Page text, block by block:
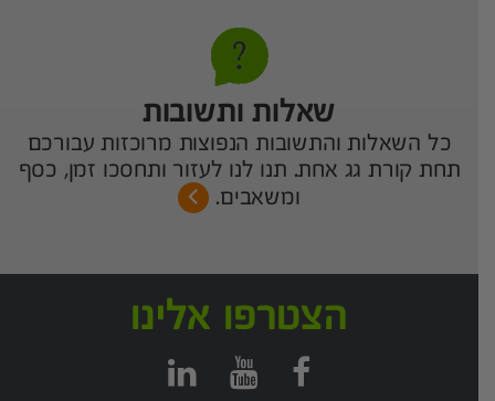
שאלות ותשובות
כל השאלות והתשובות הנפוצות מרוכזות עבורכם
תחת קורת גג אחת. תנו לנו לעזור ותחסכו זמן, כסף
ומשאבים.
הצטרפו אלינו